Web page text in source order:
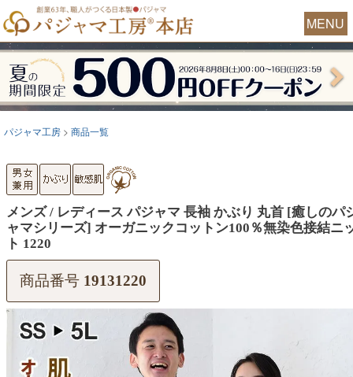
MENU
パジャマ工房 商品一覧
メンズ / レディース パジャマ 長袖 かぶり 丸首 [癒しのパ
ャマシリーズ] オーガニックコットン100％無染色接結ニ
ト 1220
商品番号 19131220